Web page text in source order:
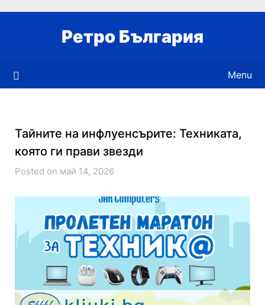
Ретро България
Menu
Тайните на инфлуенсърите: Техниката,
която ги прави звезди
Posted on май 14, 2026